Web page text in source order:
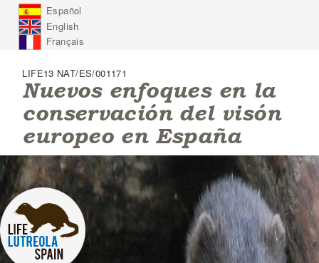
n
Español
English
Français
LIFE13 NAT/ES/001171
Nuevos enfoques en la
conservación del visón
europeo en España